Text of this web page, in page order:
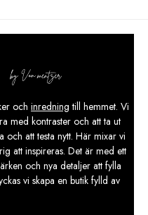
och inredning till hemmet. Vi
med kontraster och att ta ut
och att testa nytt. Här mixar vi
att inspireras. Det är med ett
och nya detaljer att fylla
vi skapa en butik fylld av